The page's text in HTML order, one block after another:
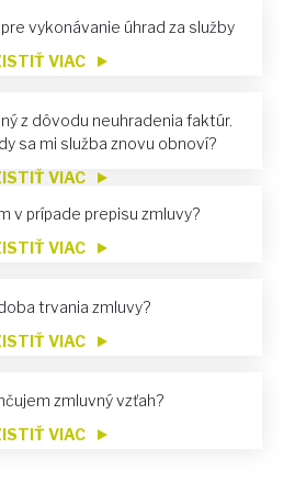
vykonávanie úhrad za služby
VIAC
z dôvodu neuhradenia faktúr.
sa mi služba znovu obnoví?
VIAC
v prípade prepisu zmluvy?
VIAC
trvania zmluvy?
VIAC
zmluvný vzťah?
VIAC